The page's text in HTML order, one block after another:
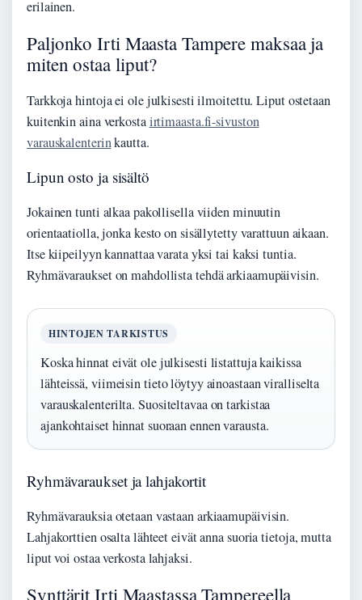
erilainen.
Paljonko Irti Maasta Tampere maksaa ja
miten ostaa liput?
Tarkkoja hintoja ei ole julkisesti ilmoitettu. Liput ostetaan
kuitenkin aina verkostairtimaasta.fi-sivuston
varauskalenterinkautta.
Lipun osto ja sisältö
Jokainen tunti alkaa pakollisella viiden minuutin
orientaatiolla, jonka kesto on sisällytetty varattuun aikaan.
Itse kiipeilyyn kannattaa varata yksi tai kaksi tuntia.
Ryhmävaraukset on mahdollista tehdä arkiaamupäivisin.
HINTOJEN TARKISTUS
Koska hinnat eivät ole julkisesti listattuja kaikissa
lähteissä, viimeisin tieto löytyy ainoastaan viralliselta
varauskalenterilta. Suositeltavaa on tarkistaa
ajankohtaiset hinnat suoraan ennen varausta.
Ryhmävaraukset ja lahjakortit
Ryhmävarauksia otetaan vastaan arkiaamupäivisin.
Lahjakorttien osalta lähteet eivät anna suoria tietoja, mutta
liput voi ostaa verkosta lahjaksi.
Synttärit Irti Maastassa Tampereella